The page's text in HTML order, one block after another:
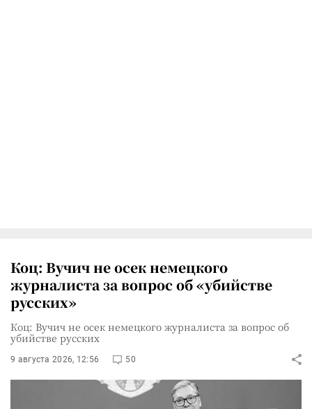
Коц: Вучич не осек немецкого
журналиста за вопрос об «убийстве
русских»
Коц: Вучич не осек немецкого журналиста за вопрос об
убийстве русских
9 августа 2026, 12:56 50